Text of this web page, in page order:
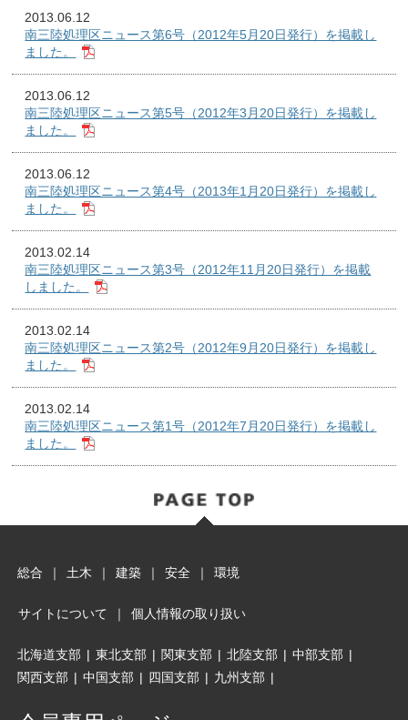
2013.06.12
南三陸処理区ニュース第6号（2012年5月20日発行）を掲載し
ました。
2013.06.12
南三陸処理区ニュース第5号（2012年3月20日発行）を掲載し
ました。
2013.06.12
南三陸処理区ニュース第4号（2013年1月20日発行）を掲載し
ました。
2013.02.14
南三陸処理区ニュース第3号（2012年11月20日発行）を掲載
しました。
2013.02.14
南三陸処理区ニュース第2号（2012年9月20日発行）を掲載し
ました。
2013.02.14
南三陸処理区ニュース第1号（2012年7月20日発行）を掲載し
ました。
総合 ｜ 土木 ｜ 建築 ｜ 安全 ｜ 環境
サイトについて ｜ 個人情報の取り扱い
北海道支部 | 東北支部 | 関東支部 | 北陸支部 | 中部支部 |
関西支部 | 中国支部 | 四国支部 | 九州支部 |